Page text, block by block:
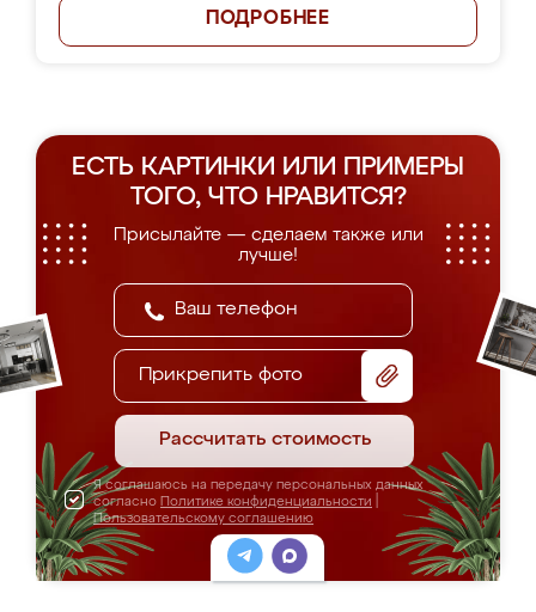
ПОДРОБНЕЕ
ЕСТЬ КАРТИНКИ ИЛИ ПРИМЕРЫ
ТОГО, ЧТО НРАВИТСЯ?
Присылайте — сделаем также или
лучше!
Прикрепить фото
Рассчитать стоимость
Я соглашаюсь на передачу персональных данных
согласно Политике конфиденциальности
Пользовательскому соглашению